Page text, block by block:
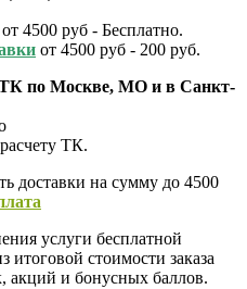
4500 руб - Бесплатно.
от 4500 руб - 200 руб.
по Москве, МО и в Санкт-
ТК.
доставки на сумму до 4500
услуги бесплатной
итоговой стоимости заказа
акций и бонусных баллов.